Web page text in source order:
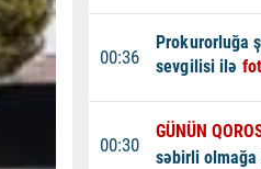
00:36
Prokurorluğa
sevgilisi ilə
00:30
GÜNÜN
səbirli olmağa